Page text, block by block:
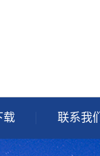
载 联系我们